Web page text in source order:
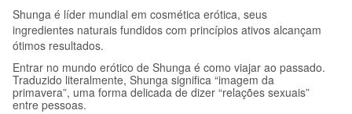
Shunga é líder mundial em cosmética erótica, seus
ingredientes naturais fundidos com princípios ativos alcançam
ótimos resultados.
Entrar no mundo erótico de Shunga é como viajar ao passado.
Traduzido literalmente, Shunga significa “imagem da
primavera”, uma forma delicada de dizer “relações sexuais”
entre pessoas.